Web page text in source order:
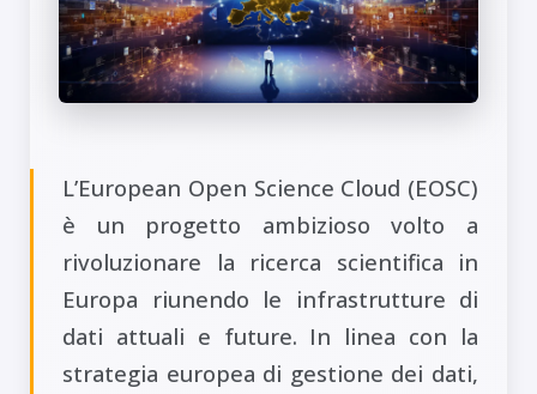
L’European Open Science Cloud (EOSC)
è un progetto ambizioso volto a
rivoluzionare la ricerca scientifica in
Europa riunendo le infrastrutture di
dati attuali e future. In linea con la
strategia europea di gestione dei dati,